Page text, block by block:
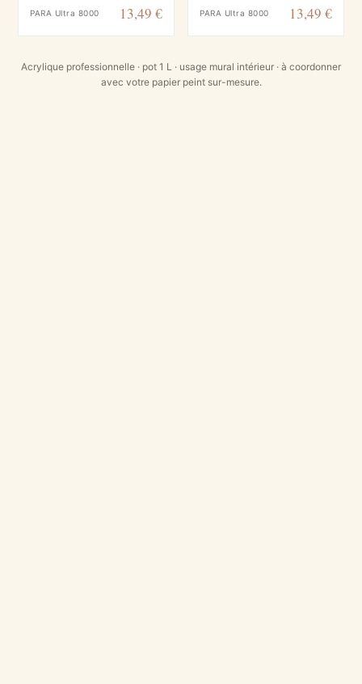
PARA Ultra 8000 13,49 € PARA Ultra 8000 13,49 €
Acrylique professionnelle · pot 1 L · usage mural intérieur · à coordonner
avec votre papier peint sur-mesure.